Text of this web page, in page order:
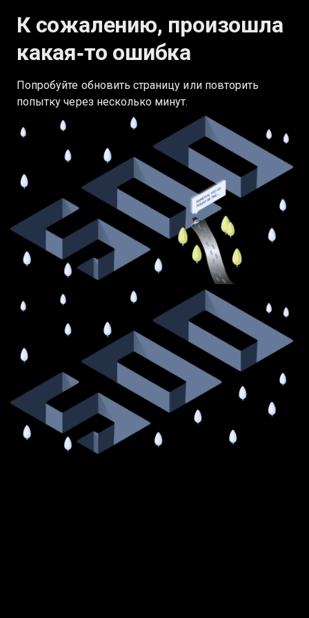
К сожалению, произошла
какая‑то ошибка
Попробуйте обновить страницу или повторить
попытку через несколько минут.